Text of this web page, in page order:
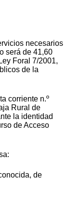
necesarios
será de 41,60
Foral 7/2001,
de la
corriente n.º
Rural de
la identidad
de Acceso
de